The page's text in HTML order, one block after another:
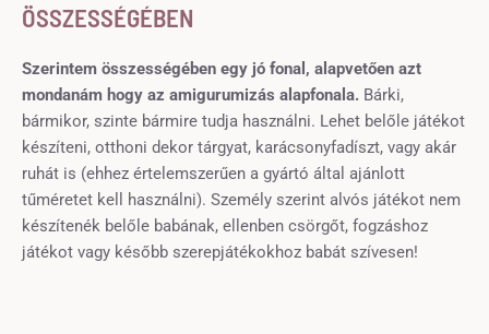
ÖSSZESSÉGÉBEN
Szerintem összességében egy jó fonal, alapvetően azt
mondanám hogy az amigurumizás alapfonala. Bárki,
bármikor, szinte bármire tudja használni. Lehet belőle játékot
készíteni, otthoni dekor tárgyat, karácsonyfadíszt, vagy akár
ruhát is (ehhez értelemszerűen a gyártó által ajánlott
tűméretet kell használni). Személy szerint alvós játékot nem
készítenék belőle babának, ellenben csörgőt, fogzáshoz
játékot vagy később szerepjátékokhoz babát szívesen!